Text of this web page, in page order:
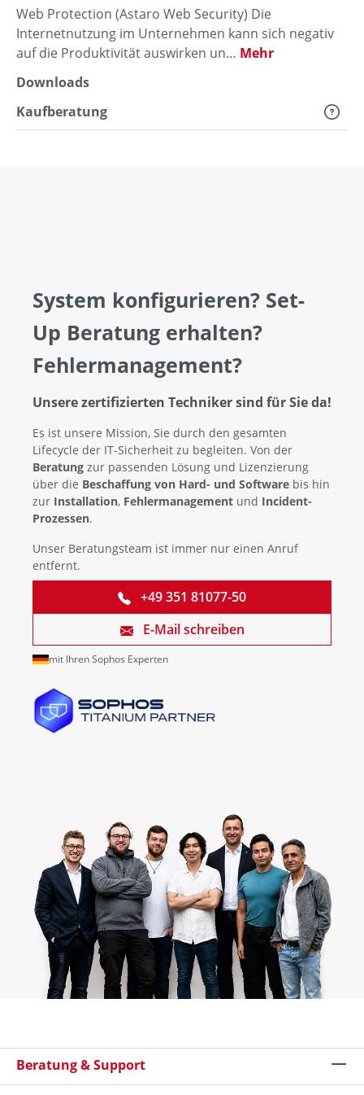
Web Protection (Astaro Web Security) Die
Internetnutzung im Unternehmen kann sich negativ
auf die Produktivität auswirken un… Mehr
Downloads
Kaufberatung
System konfigurieren? Set-
Up Beratung erhalten?
Fehlermanagement?
Unsere zertifizierten Techniker sind für Sie da!
Es ist unsere Mission, Sie durch den gesamten
Lifecycle der IT-Sicherheit zu begleiten. Von der
Beratung zur passenden Lösung und Lizenzierung
über die Beschaffung von Hard- und Software bis hin
zur Installation, Fehlermanagement und Incident-
Prozessen.
Unser Beratungsteam ist immer nur einen Anruf
entfernt.
+49 351 81077-50
E-Mail schreiben
mit Ihren Sophos Experten
Beratung & Support